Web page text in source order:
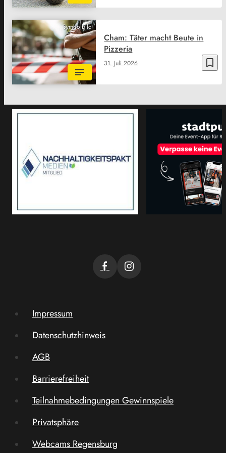
Symbolbild
bookmark_border
31. Juli 2026
Cham: Täter macht Beute in
Pizzeria
Impressum
Datenschutzhinweis
AGB
Barrierefreiheit
Teilnahmebedingungen Gewinnspiele
Privatsphäre
Webcams Regensburg